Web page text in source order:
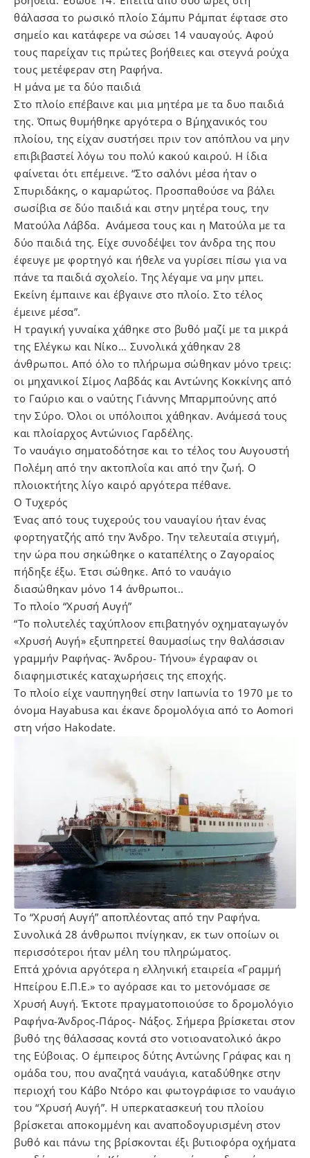
θάλασσα το ρωσικό πλοίο Σάμπυ Ράμπατ έφτασε στο
σημείο και κατάφερε να σώσει 14 ναυαγούς. Αφού
τους παρείχαν τις πρώτες βοήθειες και στεγνά ρούχα
τους μετέφεραν στη Ραφήνα.
Η μάνα με τα δύο παιδιά
Στο πλοίο επέβαινε και μια μητέρα με τα δυο παιδιά
της. Όπως θυμήθηκε αργότερα ο Β΄μηχανικός του
πλοίου, της είχαν συστήσει πριν τον απόπλου να μην
επιβιβαστεί λόγω του πολύ κακού καιρού. Η ίδια
φαίνεται ότι επέμεινε. “Στο σαλόνι μέσα ήταν ο
Σπυριδάκης, ο καμαρώτος. Προσπαθούσε να βάλει
σωσίβια σε δύο παιδιά και στην μητέρα τους, την
Ματούλα Λάβδα. Ανάμεσα τους και η Ματούλα με τα
δύο παιδιά της. Είχε συνοδέψει τον άνδρα της που
έφευγε με φορτηγό και ήθελε να γυρίσει πίσω για να
πάνε τα παιδιά σχολείο. Της λέγαμε να μην μπει.
Εκείνη έμπαινε και έβγαινε στο πλοίο. Στο τέλος
έμεινε μέσα”.
Η τραγική γυναίκα χάθηκε στο βυθό μαζί με τα μικρά
της Ελέγκω και Νίκο… Συνολικά χάθηκαν 28
άνθρωποι. Από όλο το πλήρωμα σώθηκαν μόνο τρεις:
οι μηχανικοί Σίμος Λαβδάς και Αντώνης Κοκκίνης από
το Γαύριο και ο ναύτης Γιάννης Μπαρμπούνης από
την Σύρο. Όλοι οι υπόλοιποι χάθηκαν. Ανάμεσά τους
και πλοίαρχος Αντώνιος Γαρδέλης.
Το ναυάγιο σηματοδότησε και το τέλος του Αυγουστή
Πολέμη από την ακτοπλοΐα και από την ζωή. Ο
πλοιοκτήτης λίγο καιρό αργότερα πέθανε.
Ο Τυχερός
Ένας από τους τυχερούς του ναυαγίου ήταν ένας
φορτηγατζής από την Άνδρο. Την τελευταία στιγμή,
την ώρα που σηκώθηκε ο καταπέλτης ο Ζαγοραίος
πήδηξε έξω. Έτσι σώθηκε. Από το ναυάγιο
διασώθηκαν μόνο 14 άνθρωποι..
Το πλοίο “Χρυσή Αυγή”
“To πολυτελές ταχύπλοον επιβατηγόν οχηματαγωγόν
«Χρυσή Αυγή» εξυπηρετεί θαυμασίως την θαλάσσιαν
γραμμήν Ραφήνας- Άνδρου- Τήνου» έγραφαν οι
διαφημιστικές καταχωρήσεις της εποχής.
Το πλοίο είχε ναυπηγηθεί στην Ιαπωνία το 1970 με το
όνομα Hayabusa και έκανε δρομολόγια από το Aomori
στη νήσο Hakodate.
Το “Χρυσή Αυγή” αποπλέοντας από την Ραφήνα.
Συνολικά 28 άνθρωποι πνίγηκαν, εκ των οποίων οι
περισσότεροι ήταν μέλη του πληρώματος.
Επτά χρόνια αργότερα η ελληνική εταιρεία «Γραμμή
Ηπείρου Ε.Π.Ε.» το αγόρασε και το μετονόμασε σε
Χρυσή Αυγή. Έκτοτε πραγματοποιούσε το δρομολόγιο
Ραφήνα-Άνδρος-Πάρος- Νάξος. Σήμερα βρίσκεται στον
βυθό της θάλασσας κοντά στο νοτιοανατολικό άκρο
της Εύβοιας. Ο έμπειρος δύτης Αντώνης Γράφας και η
ομάδα του, που αναζητά ναυάγια, καταδύθηκε στην
περιοχή του Κάβο Ντόρο και φωτογράφισε το ναυάγιο
του “Χρυσή Αυγή”. Η υπερκατασκευή του πλοίου
βρίσκεται αποκομμένη και αναποδογυρισμένη στον
βυθό και πάνω της βρίσκονται έξι βυτιοφόρα οχήματα